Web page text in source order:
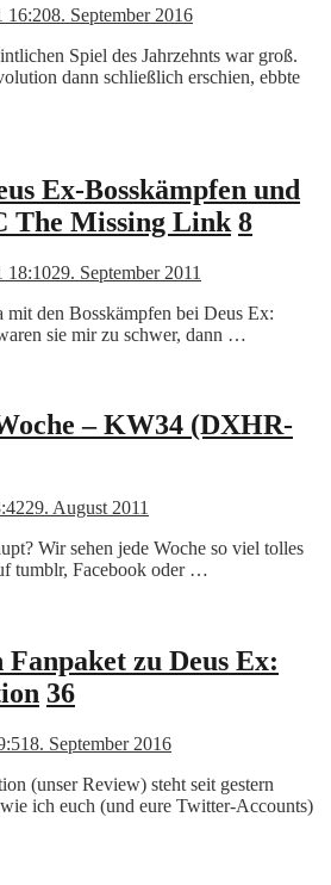
16:208. September 2016
Spiel des Jahrzehnts war groß.
dann schließlich erschien, ebbte
Ex-Bosskämpfen und
The Missing Link 8
18:1029. September 2011
mit den Bosskämpfen bei Deus Ex:
sie mir zu schwer, dann …
– KW34 (DXHR-
29. August 2011
Wir sehen jede Woche so viel tolles
tumblr, Facebook oder …
zu Deus Ex:
36
8. September 2016
(unser Review) steht seit gestern
ich euch (und eure Twitter-Accounts)